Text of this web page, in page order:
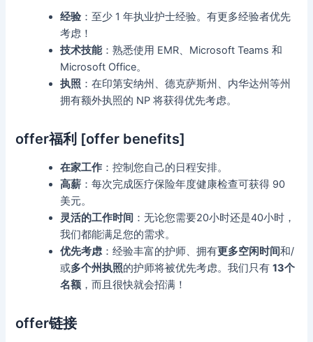
经验：至少 1 年执业护士经验。有更多经验者优先
考虑！
技术技能：熟悉使用 EMR、Microsoft Teams 和
Microsoft Office。
执照 ：在印第安纳州、德克萨斯州、内华达州等州
拥有额外执照的 NP 将获得优先考虑。
offer福利 [offer benefits]
在家工作 ：控制您自己的日程安排。
高薪 ：每次完成医疗保险年度健康检查可获得 90
美元。
灵活的工作时间 ：无论您需要20小时还是40小时，
我们都能满足您的需求。
优先考虑：经验丰富的护师、拥有更多空闲时间和/
或多个州执照的护师将被优先考虑。我们只有13个
名额 ，而且很快就会招满！
offer链接